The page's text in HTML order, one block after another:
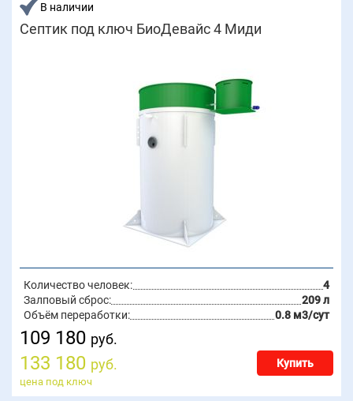
В наличии
Септик под ключ БиоДевайс 4 Миди
Количество человек:
4
Залповый сброс:
209 л
Объём переработки:
0.8 м3/сут
109 180 руб.
133 180 руб. Купить
цена под ключ